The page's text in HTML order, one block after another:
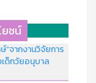
ยชน์
”จากงานวิจัยการ
ด็กวัยอนุบาล